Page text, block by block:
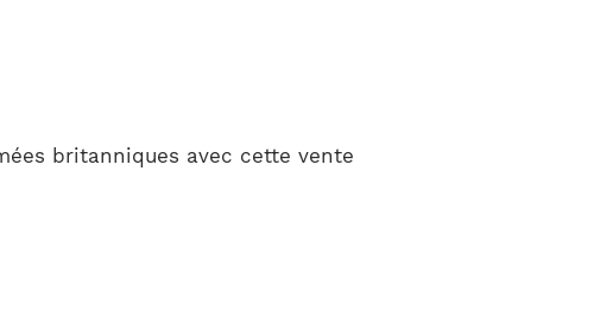
britanniques avec cette vente